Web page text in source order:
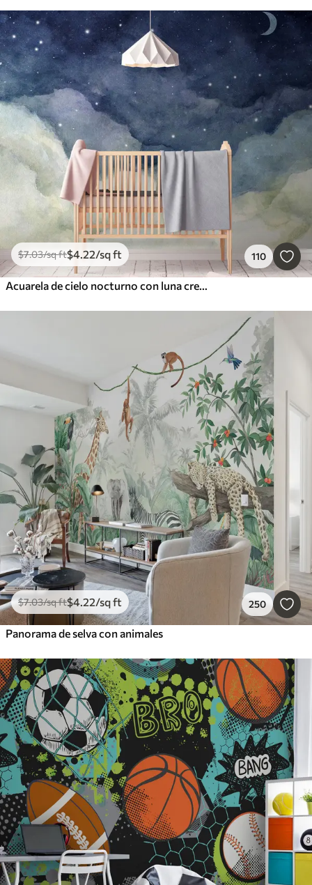
Etiquetas
Formato de imagen
Paleta de colores
Inteligente
Borrar todos los filtros
$7.03/sq ft$4.22/sq ft 110
Acuarela de cielo nocturno con luna creciente y estrellas brillantes
$7.03/sq ft$4.22/sq ft 250
Panorama de selva con animales